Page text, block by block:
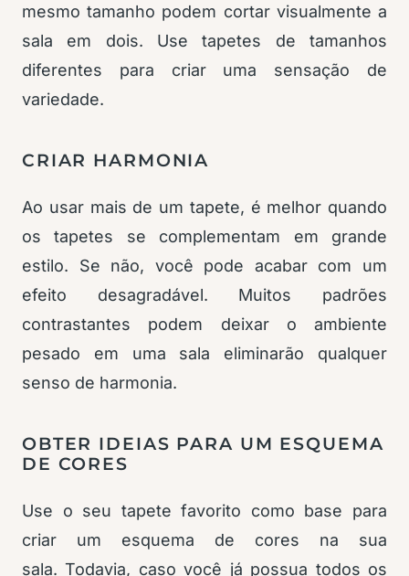
mesmo tamanho podem cortar visualmente a
sala em dois. Use tapetes de tamanhos
diferentes para criar uma sensação de
variedade.
CRIAR HARMONIA
Ao usar mais de um tapete, é melhor quando
os tapetes se complementam em grande
estilo. Se não, você pode acabar com um
efeito desagradável. Muitos padrões
contrastantes podem deixar o ambiente
pesado em uma sala eliminarão qualquer
senso de harmonia.
OBTER IDEIAS PARA UM ESQUEMA
DE CORES
Use o seu tapete favorito como base para
criar um esquema de cores na sua
sala. Todavia, caso você já possua todos os